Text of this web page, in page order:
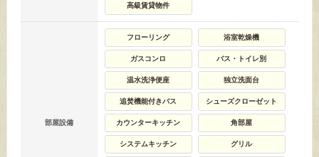
高級賃貸物件
部屋設備
フローリング 浴室乾燥機
ガスコンロ バス・トイレ別
温水洗浄便座 独立洗面台
追焚機能付きバス シューズクローゼット
カウンターキッチン 角部屋
システムキッチン グリル